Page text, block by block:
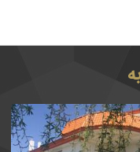
*3600 متر باغ ویلا ( عمارت بی نظیر ) 1000 متر
اتاق خوابه به صورت مستر